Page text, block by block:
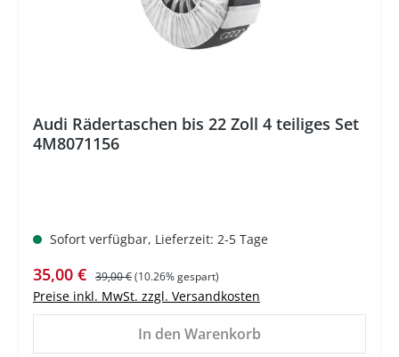
Audi Rädertaschen bis 22 Zoll 4 teiliges Set
4M8071156
Sofort verfügbar, Lieferzeit: 2-5 Tage
Verkaufspreis:
35,00 € Regulärer Preis:
39,00 €(10.26% gespart)
Preise inkl. MwSt. zzgl. Versandkosten
In den Warenkorb